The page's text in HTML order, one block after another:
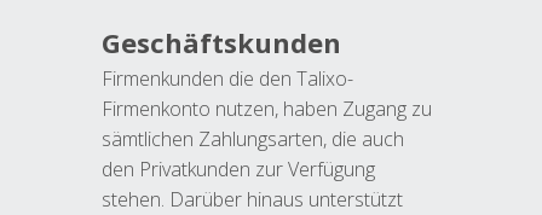
Geschäftskunden
Firmenkunden die den Talixo-
Firmenkonto nutzen, haben Zugang zu
sämtlichen Zahlungsarten, die auch
den Privatkunden zur Verfügung
stehen. Darüber hinaus unterstützt